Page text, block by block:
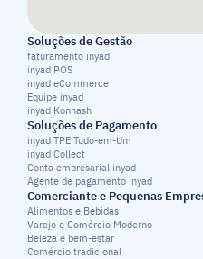
Soluções de Gestão
faturamento inyad
inyad POS
inyad eCommerce
Equipe inyad
inyad Konnash
Soluções de Pagamento
inyad TPE Tudo-em-Um
inyad Collect
Conta empresarial inyad
Agente de pagamento inyad
Comerciante e Pequenas
Alimentos e Bebidas
Varejo e Comércio Moderno
Beleza e bem-estar
Comércio tradicional